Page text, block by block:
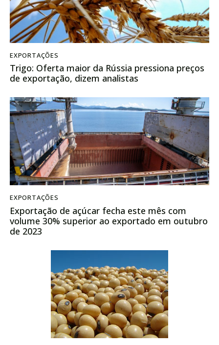
EXPORTAÇÕES
Trigo: Oferta maior da Rússia pressiona preços
de exportação, dizem analistas
EXPORTAÇÕES
Exportação de açúcar fecha este mês com
volume 30% superior ao exportado em outubro
de 2023